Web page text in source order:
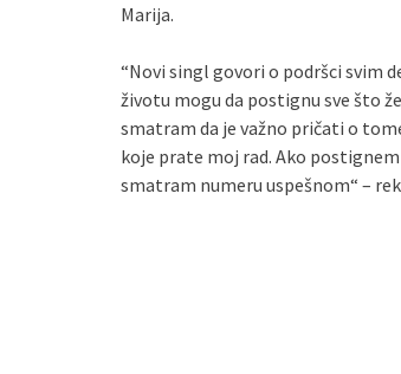
Marija.
“Novi singl govori o podršci svim
životu mogu da postignu sve što
smatram da je važno pričati o
koje prate moj rad. Ako
smatram numeru uspešnom“ –